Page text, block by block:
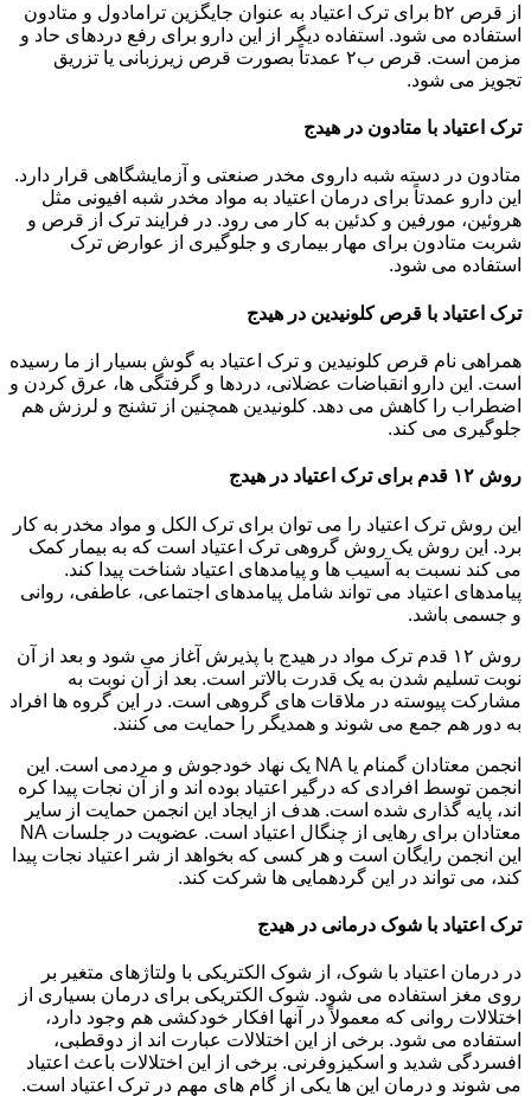
از قرص b۲ برای ترک اعتیاد به عنوان جایگزین ترامادول و متادون
استفاده می شود. استفاده دیگر از این دارو برای رفع دردهای حاد و
مزمن است. قرص ب۲ عمدتاً بصورت قرص زیرزبانی یا تزریق
تجویز می شود.
ترک اعتیاد با متادون در هیدج
متادون در دسته شبه داروی مخدر صنعتی و آزمایشگاهی قرار دارد.
این دارو عمدتاً برای درمان اعتیاد به مواد مخدر شبه افیونی مثل
هروئین، مورفین و کدئین به کار می رود. در فرایند ترک از قرص و
شربت متادون برای مهار بیماری و جلوگیری از عوارض ترک
استفاده می شود.
ترک اعتیاد با قرص کلونیدین در هیدج
همراهی نام قرص کلونیدین و ترک اعتیاد به گوش بسیار از ما رسیده
است. این دارو انقباضات عضلانی، دردها و گرفتگی ها، عرق کردن و
اضطراب را کاهش می دهد. کلونیدین همچنین از تشنج و لرزش هم
جلوگیری می کند.
روش ۱۲ قدم برای ترک اعتیاد در هیدج
این روش ترک اعتیاد را می توان برای ترک الکل و مواد مخدر به کار
برد. این روش یک روش گروهی ترک اعتیاد است که به بیمار کمک
می کند نسبت به آسیب ها و پیامدهای اعتیاد شناخت پیدا کند.
پیامدهای اعتیاد می تواند شامل پیامدهای اجتماعی، عاطفی، روانی
و جسمی باشد.
روش ۱۲ قدم ترک مواد در هیدج با پذیرش آغاز می شود و بعد از آن
نوبت تسلیم شدن به یک قدرت بالاتر است. بعد از آن نوبت به
مشارکت پیوسته در ملاقات های گروهی است. در این گروه ها افراد
به دور هم جمع می شوند و همدیگر را حمایت می کنند.
انجمن معتادان گمنام یا NA یک نهاد خودجوش و مردمی است. این
انجمن توسط افرادی که درگیر اعتیاد بوده اند و از آن نجات پیدا کره
اند، پایه گذاری شده است. هدف از ایجاد این انجمن حمایت از سایر
معتادان برای رهایی از چنگال اعتیاد است. عضویت در جلسات NA
این انجمن رایگان است و هر کسی که بخواهد از شر اعتیاد نجات پیدا
کند، می تواند در این گردهمایی ها شرکت کند.
ترک اعتیاد با شوک درمانی در هیدج
در درمان اعتیاد با شوک، از شوک الکتریکی با ولتاژهای متغیر بر
روی مغز استفاده می شود. شوک الکتریکی برای درمان بسیاری از
اختلالات روانی که معمولاً در آنها افکار خودکشی هم وجود دارد،
استفاده می شود. برخی از این اختلالات عبارت اند از دوقطبی،
افسردگی شدید و اسکیزوفرنی. برخی از این اختلالات باعث اعتیاد
می شوند و درمان این ها یکی از گام های مهم در ترک اعتیاد است.